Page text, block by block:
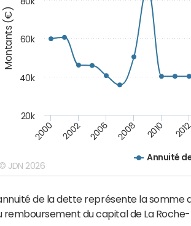
Montants (€)
Annuité
2000 2002 2006 2008 2010 2012
20k
40k
60k
© JDN 2026
de la dette représente la
remboursement du capital de La Roche-